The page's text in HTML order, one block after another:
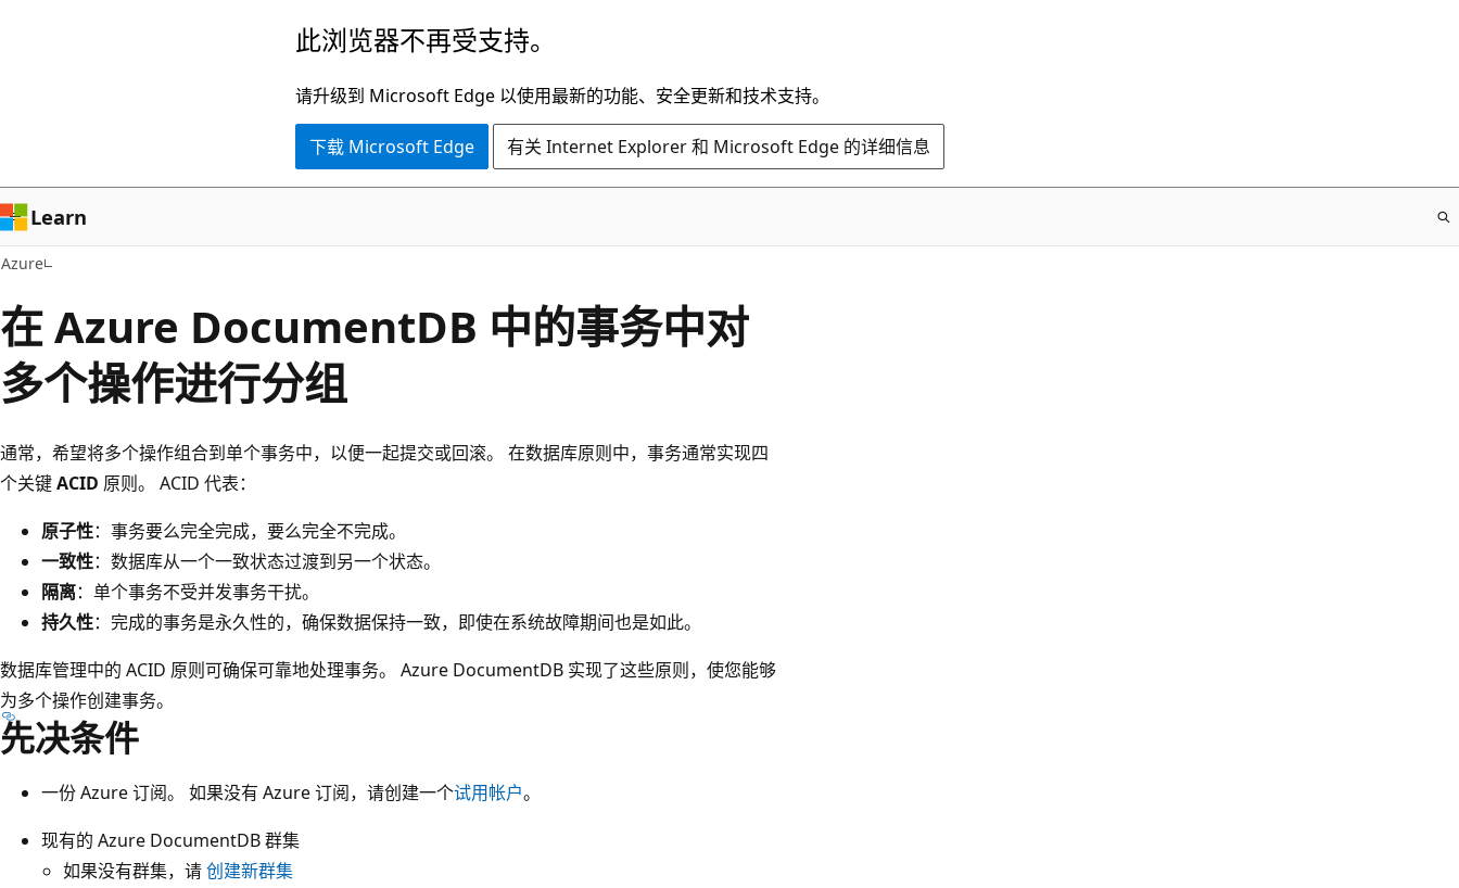
容
此浏览器不再受支持。
请升级到 Microsoft Edge 以使用最新的功能、安全更新和技术支持。
下载 Microsoft Edge 有关 Internet Explorer 和 Microsoft Edge 的详细信息
Learn
Azure
在 Azure DocumentDB 中的事务中对
多个操作进行分组
通常，希望将多个操作组合到单个事务中，以便一起提交或回滚。 在数据库原则中，事务通常实现四
个关键ACID 原则。 ACID 代表：
原子性：事务要么完全完成，要么完全不完成。
一致性：数据库从一个一致状态过渡到另一个状态。
隔离：单个事务不受并发事务干扰。
持久性：完成的事务是永久性的，确保数据保持一致，即使在系统故障期间也是如此。
数据库管理中的 ACID 原则可确保可靠地处理事务。 Azure DocumentDB 实现了这些原则，使您能够
为多个操作创建事务。
先决条件
一份 Azure 订阅。 如果没有 Azure 订阅，请创建一个试用帐户。
现有的 Azure DocumentDB 群集
如果没有群集，请创建新群集